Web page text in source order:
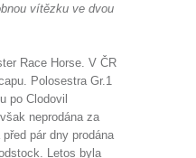
vítězku ve dvou
Race Horse. V ČR
Polosestra Gr.1
po Clodovil
neprodána za
pár dny prodána
Letos byla